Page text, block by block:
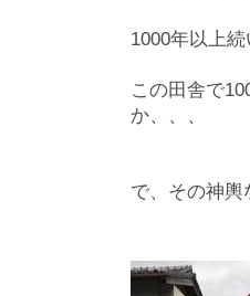
1000年以上
この田舎で
か、、、
で、その神輿